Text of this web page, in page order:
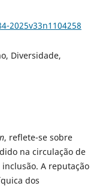
2025v33n1104258
Diversidade,
, reflete-se sobre
na circulação de
A reputação
dos